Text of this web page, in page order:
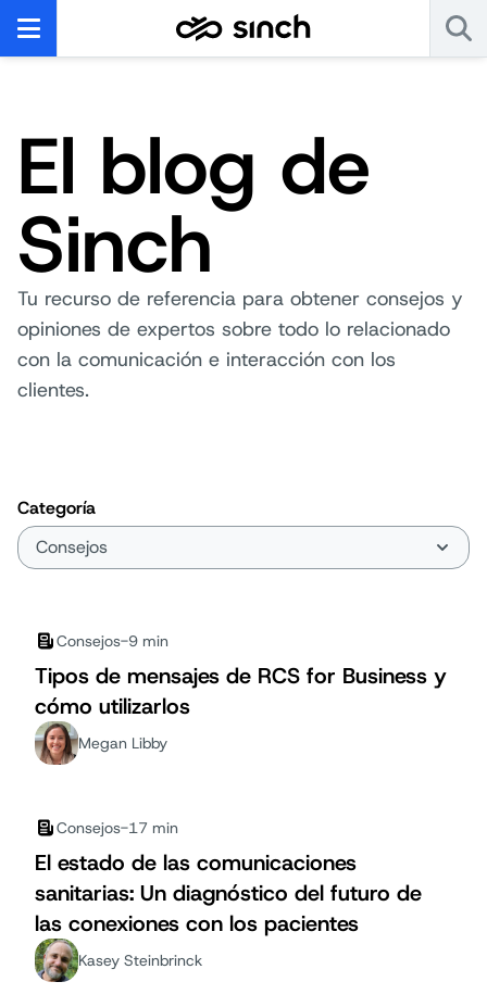
El blog de
Sinch
Tu recurso de referencia para obtener consejos y
opiniones de expertos sobre todo lo relacionado
con la comunicación e interacción con los
clientes.
Categoría
Consejos-9 min
Tipos de mensajes de RCS for Business y
cómo utilizarlos
Megan Libby
Consejos-17 min
El estado de las comunicaciones
sanitarias: Un diagnóstico del futuro de
las conexiones con los pacientes
Kasey Steinbrinck